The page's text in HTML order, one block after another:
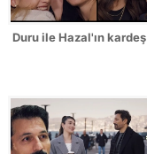
Duru ile Hazal'ın